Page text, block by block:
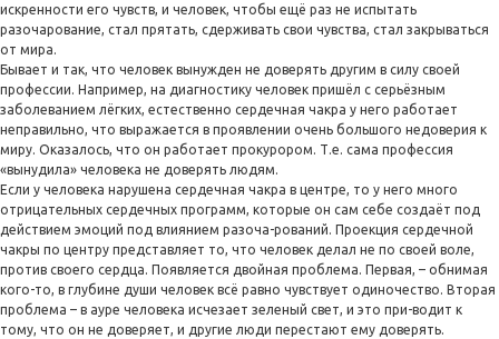
искренности его чувств, и человек, чтобы ещё раз не испытать
разочарование, стал прятать, сдерживать свои чувства, стал закрываться
от мира.
Бывает и так, что человек вынужден не доверять другим в силу своей
профессии. Например, на диагностику человек пришёл с серьёзным
заболеванием лёгких, естественно сердечная чакра у него работает
неправильно, что выражается в проявлении очень большого недоверия к
миру. Оказалось, что он работает прокурором. Т.е. сама профессия
«вынудила» человека не доверять людям.
Если у человека нарушена сердечная чакра в центре, то у него много
отрицательных сердечных программ, которые он сам себе создаёт под
действием эмоций под влиянием разоча-рований. Проекция сердечной
чакры по центру представляет то, что человек делал не по своей воле,
против своего сердца. Появляется двойная проблема. Первая, – обнимая
кого-то, в глубине души человек всё равно чувствует одиночество. Вторая
проблема – в ауре человека исчезает зеленый свет, и это при-водит к
тому, что он не доверяет, и другие люди перестают ему доверять.